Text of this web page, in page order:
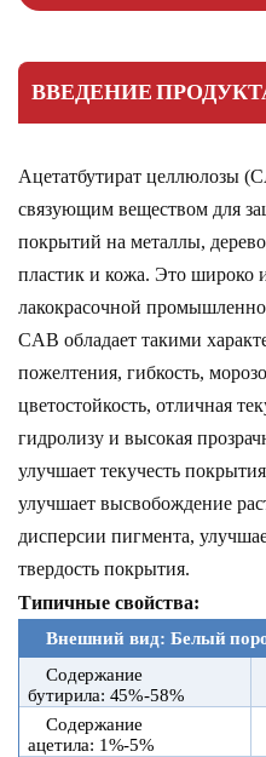
ВВЕДЕНИЕ
Ацетатбутират целлюлозы
связующим веществом для
покрытий на металлы,
пластик и кожа. Это широко
лакокрасочной
CAB обладает такими
пожелтения, гибкость,
цветостойкость, отличная
гидролизу и высокая
улучшает текучесть
улучшает высвобождение
дисперсии пигмента,
твердость покрытия.
Типичные свойства:
Внешний вид: Белый
Содержание
бутирила: 45%-58%
Содержание
ацетила: 1%-5%